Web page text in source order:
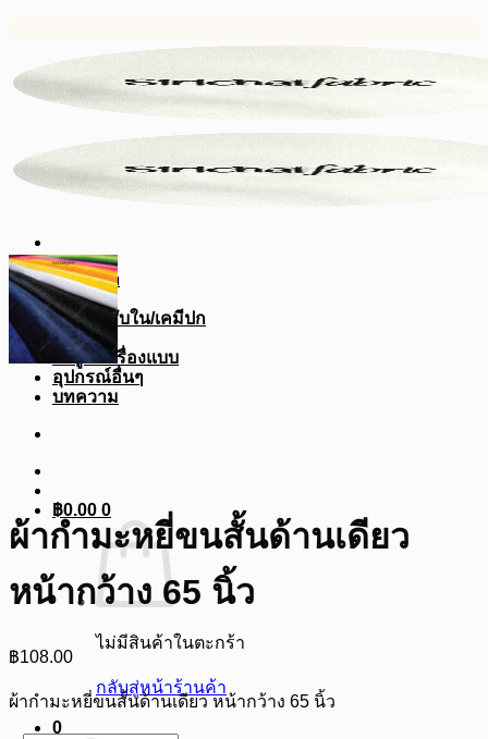
ยัง
หน้าหลัก
ผ้าสีพื้น
ผ้ากาว/ซับใน/เคมีปก
ผ้าดิบ
ผ้าสูท/เครื่องแบบ
อุปกรณ์อื่นๆ
บทความ
฿0.00 0
ไม่มีสินค้าในตะกร้า
กลับสู่หน้าร้านค้า
0
ผ้ากำมะหยี่ขนสั้นด้านเดียว
หน้ากว้าง 65 นิ้ว
฿108.00
ผ้ากำมะหยี่ขนสั้นด้านเดียว หน้ากว้าง 65 นิ้ว